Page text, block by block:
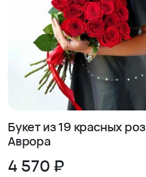
Букет из 19 красных роз
Аврора
4 570 ₽